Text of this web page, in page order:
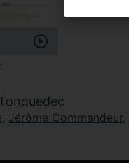
, Jérôme Commandeur,